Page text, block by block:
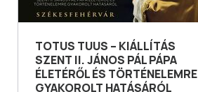
TOTUS TUUS – KIÁLLÍTÁS
SZENT II. JÁNOS PÁL PÁPA
ÉLETÉRŐL ÉS TÖRTÉNELEMRE
GYAKOROLT HATÁSÁRÓL